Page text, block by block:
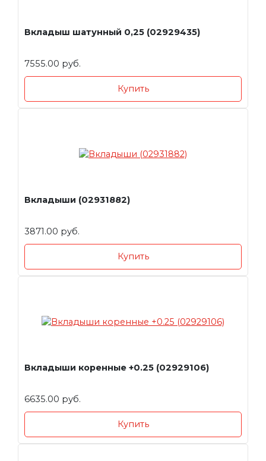
Вкладыш шатунный 0,25 (02929435)
7555.00 руб.
Купить
Вкладыши (02931882)
3871.00 руб.
Купить
Вкладыши коренные +0.25 (02929106)
6635.00 руб.
Купить